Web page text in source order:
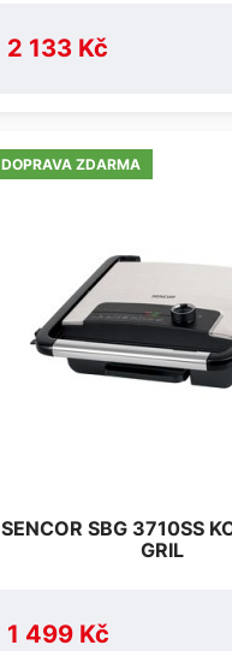
2 133 Kč
DOPRAVA ZDARMA
SENCOR SBG 3710SS
GRIL
1 499 Kč